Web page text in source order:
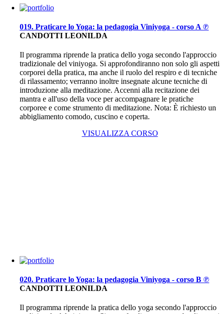
019. Praticare lo Yoga: la pedagogia Viniyoga - corso A ℗
CANDOTTI LEONILDA
Il programma riprende la pratica dello yoga secondo l'approccio
tradizionale del viniyoga. Si approfondiranno non solo gli aspetti
corporei della pratica, ma anche il ruolo del respiro e di tecniche
di rilassamento; verranno inoltre insegnate alcune tecniche di
introduzione alla meditazione. Accenni alla recitazione dei
mantra e all'uso della voce per accompagnare le pratiche
corporee e come strumento di meditazione. Nota: È richiesto un
abbigliamento comodo, cuscino e coperta.
VISUALIZZA CORSO
020. Praticare lo Yoga: la pedagogia Viniyoga - corso B ℗
CANDOTTI LEONILDA
Il programma riprende la pratica dello yoga secondo l'approccio